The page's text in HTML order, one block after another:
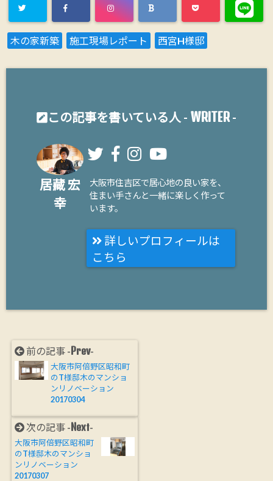
木の家新築 施工現場レポート 西宮H様邸
この記事を書いている人 - WRITER-
居藏 宏
幸
大阪市住吉区で居心地の良い家を、
住まい手さんと一緒に楽しく作って
います。
詳しいプロフィールは
こちら
前の記事 -Prev-
大阪市阿倍野区昭和町
のT様邸木のマンショ
ンリノベーション
20170304
次の記事 -Next-
大阪市阿倍野区昭和町
のT様邸木のマンショ
ンリノベーション
20170307